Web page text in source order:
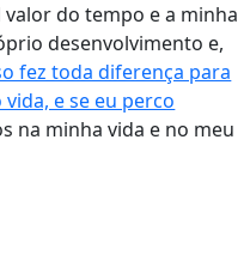
do tempo e a minha
desenvolvimento e,
fez toda diferença para
e se eu perco
na minha vida e no meu